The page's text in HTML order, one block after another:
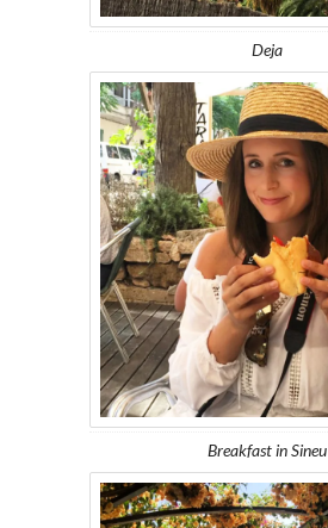
Deja
Breakfast in Sineu